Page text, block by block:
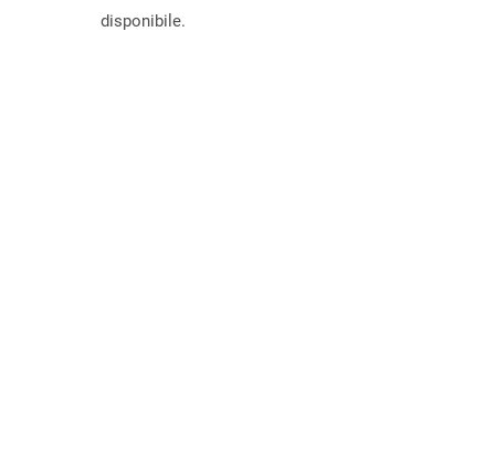
disponibile.